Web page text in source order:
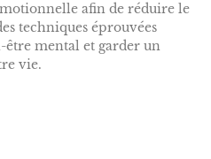
afin de réduire le
techniques éprouvées
mental et garder un
vie.